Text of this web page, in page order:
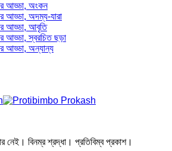
আড্ডা, অংকন
আড্ডা, অদম্য-যারা
আড্ডা, আবৃতি
আড্ডা, স্বরচিত ছড়া
আড্ডা, অন্যান্য
নেই। বিনম্র শ্রদ্ধা। প্রতিবিম্ব প্রকাশ।